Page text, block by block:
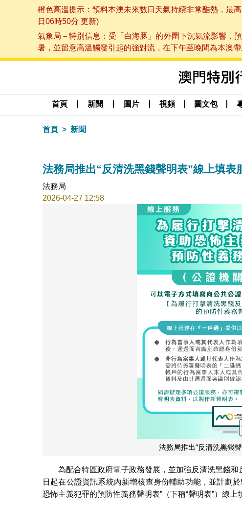
橙色高溫提示：預料本澳未來數日天氣持續非常酷熱，最
日06時50分 更新)
氣象局－特別信息：受「白海豚」的外圍下沉氣流影響，
暑，並留意高溫觸發引起的強對流，在下午至晚間為本澳
首頁 新聞 圖片 視頻 圖文包
首頁 新聞
法務局推出“反清洗黑錢聲明表”線上填表
法務局
2026-04-27 12:58
法務局推出“反清洗黑錢
為配合特區政府電子政務發展，並加強反清洗黑錢
日起在公證資訊系統內新增核查身份輔助功能，並計劃
恐怖主義犯罪的預防性義務聲明表”（下稱“聲明表”）線上